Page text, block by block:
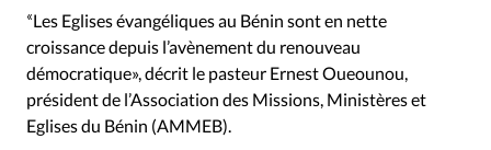
Devise:CHF
RUBRIQUES
Tous les articles
Actualité chrétienne
Actualité internationale
«Les Eglises évangéliques au Bénin sont en nette
croissance depuis l’avènement du renouveau
démocratique», décrit le pasteur Ernest Oueounou,
président de l’Association des Missions, Ministères et
Eglises du Bénin (AMMEB).